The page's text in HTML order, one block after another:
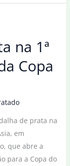
na 1ª
Copa
de prata na
em
que abre a
para a Copa do